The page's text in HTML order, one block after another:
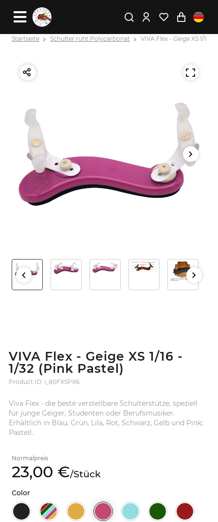
Startseite Schulter ruht Polycarbonat VIVA Flex - Geige XS 1/16 -
VIVA Flex - Geige XS 1/16 -
1/32 (Pink Pastel)
Product ID: i_80FXSPX6
Viva Flex - die beste verstellbare Schulterstütze, speziell
für junge Geiger, Studenten oder Berufsmusiker.
Erhältlich in Blau, Grün, Lila, Rot, Schwarz, Gelb und Pink;
Pastell.
Normalpreis
23,00 €/Stück
Color